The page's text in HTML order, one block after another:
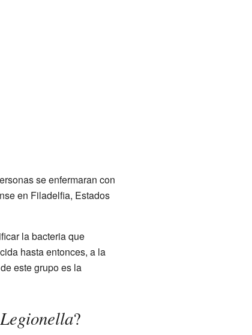
se enfermaran con
en Filadelfia, Estados
la bacteria que
hasta entonces, a la
este grupo es la
Legionella?